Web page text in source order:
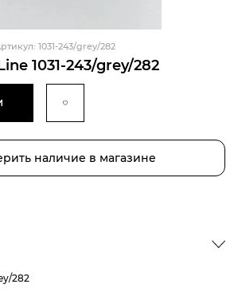
1031-243/grey/282
1031-243/grey/282
наличие в магазине
282